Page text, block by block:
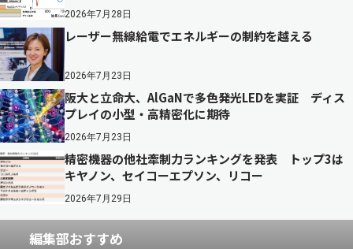
2026年7月28日
レーザー無線給電でエネルギーの制約を越える
2026年7月23日
阪大と立命大、AlGaNで多色発光LEDを実証 ディス
プレイの小型・高精密化に期待
2026年7月23日
精密機器の他社牽制力ランキングを発表 トップ3は
キヤノン、セイコーエプソン、リコー
2026年7月29日
編集部おすすめ